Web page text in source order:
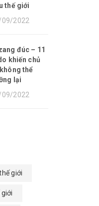
thế giới
09/2022
đúc – 11
khiến chủ
thể
lại
09/2022
giới